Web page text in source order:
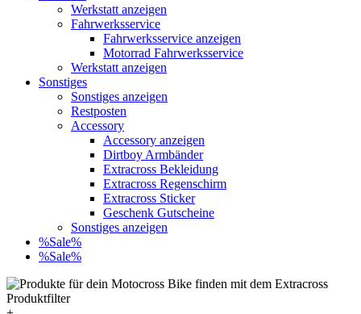
Werkstatt anzeigen
Fahrwerksservice
Fahrwerksservice anzeigen
Motorrad Fahrwerksservice
Werkstatt anzeigen
Sonstiges
Sonstiges anzeigen
Restposten
Accessory
Accessory anzeigen
Dirtboy Armbänder
Extracross Bekleidung
Extracross Regenschirm
Extracross Sticker
Geschenk Gutscheine
Sonstiges anzeigen
%Sale%
%Sale%